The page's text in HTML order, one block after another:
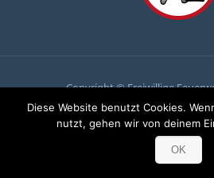
Copyright © Freiwillige
Du brauchst uns, wir
Komm zu uns und
Diese Website benutzt Cookies.
nutzt, gehen wir von deinem
OK